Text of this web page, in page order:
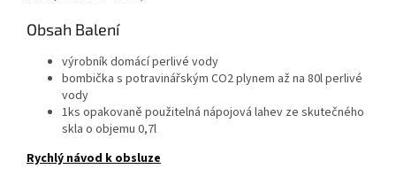
Obsah Balení
výrobník domácí perlivé vody
bombička s potravinářským CO2 plynem až na 80l perlivé
vody
1ks opakovaně použitelná nápojová lahev ze skutečného
skla o objemu 0,7l
Rychlý návod k obsluze